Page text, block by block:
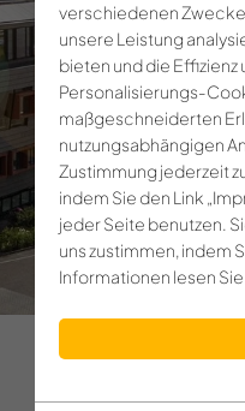
verschiedenen
unsere Leistung
bieten und die Effizienz
Personalisierungs-
maßgeschneiderten
nutzungsabhängigen
Zustimmung jederzeit
indem Sie den Link
jeder Seite benutzen.
uns zustimmen, indem
Informationen lesen